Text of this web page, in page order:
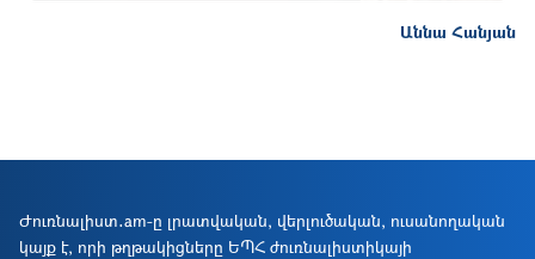
Ներբեռնել
Աննա Հանյան
Ժուռնալիստ․am-ը լրատվական, վերլուծական, ուսանողական
կայք է, որի թղթակիցները ԵՊՀ ժուռնալիստիկայի